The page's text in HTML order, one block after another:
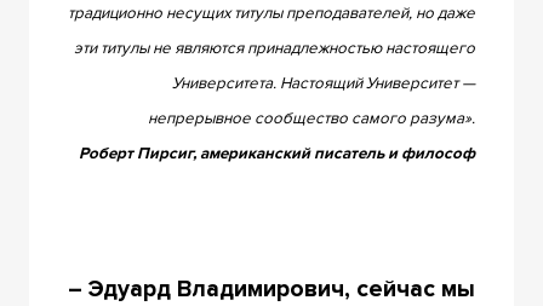
традиционно несущих титулы преподавателей, но даже
эти титулы не являются принадлежностью настоящего
Университета. Настоящий Университет —
непрерывное сообщество самого разума».
Роберт Пирсиг, американский писатель и философ
– Эдуард Владимирович, сейчас мы